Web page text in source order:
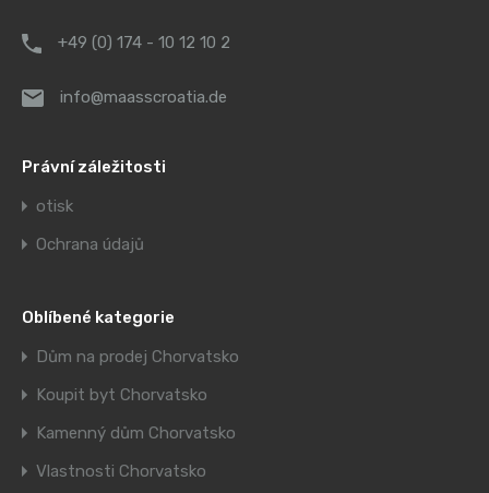
+49 (0) 174 - 10 12 10 2
info@maasscroatia.de
Právní záležitosti
otisk
Ochrana údajů
Oblíbené kategorie
Dům na prodej Chorvatsko
Koupit byt Chorvatsko
Kamenný dům Chorvatsko
Vlastnosti Chorvatsko